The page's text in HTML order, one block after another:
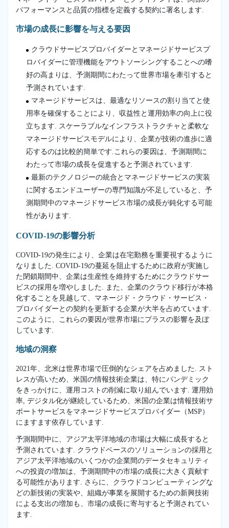
パフォーマンスと品質の指標を定義する契約に署名します.
市場の成長に影響を与える要因
クラウドサービスプロバイダーとマネージドサービスプ
ロバイダーに管理機能をアウトソーシングすることへの嗜
好の高まりは、予測期間にわたって世界市場を牽引すると
予測されています.
マネージドサービスは、最適なリソースの割り当てと使
用率を確保することにより、収益性と運用効率の向上に役
立ちます. スケーラブルなインフラストラクチャと柔軟な
マネージドサービスモデルにより、企業が技術の進歩に適
応するのは比較的簡単です.これらの要因は、予測期間に
わたって市場の成長を促進すると予測されています.
最新のテクノロジーの統合とマネージドサービスの実装
に関するエンドユーザーの専門知識が不足していると、予
測期間中のマネージドサービス市場の成長が鈍化する可能
性があります.
COVID-19の影響分析
COVID-19の発生により、企業は在宅勤務を重要視するように
なりました. COVID-19の蔓延を阻止するために政府が実施し
た閉鎖期間中、企業は生産性を維持するためにクラウドサー
ビスの採用を増やしました. また、企業のクラウド移行が本格
化することを見越して、マネージド・クラウド・サービス・
プロバイダーとの契約を更新する企業が大半を占めています.
このように、これらの要因が世界市場にプラスの影響を及ぼ
しています.
地域の洞察
2021年、北米は世界市場で圧倒的なシェアを占めました. スト
レスが高いため、米国の情報技術企業は、特にパンデミック
をきっかけに、運用コストの削減に取り組んでいます. 運用効
率, デジタル化が継続しているため、米国の企業は情報技術サ
ポートサービスをマネージドサービスプロバイダー（MSP）
にますます依存しています.
予測期間中に、アジア太平洋地域の市場は大幅に成長すると
予測されています. クラウドベースのソリューションの採用と
アジア太平洋地域のいくつかの企業間のデータセキュリティ
への投資の増加は、予測期間中の市場の成長に大きく貢献す
る可能性があります. さらに、クラウドコンピューティングな
どの新技術の実装や、組織が事業を展開するための新興技術
による支出の増加も、市場の成長に寄与すると予測されてい
ます.